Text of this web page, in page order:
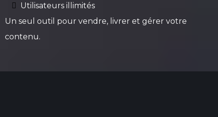
Utilisateurs illimités
Un seul outil pour vendre, livrer et gérer votre
contenu.